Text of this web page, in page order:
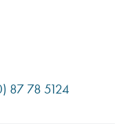
87 78 5124